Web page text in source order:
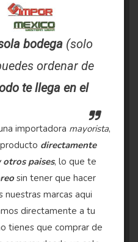
bodega (solo
ordenar de
te llega en el
importadora mayorista,
directamente
otros paises, lo que te
sin tener que hacer
nuestras marcas aqui
directamente a tu
tienes que comprar de